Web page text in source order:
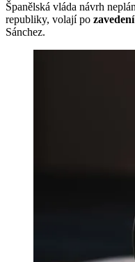
Španělská vláda návrh
republiky, volají po
Sánchez.